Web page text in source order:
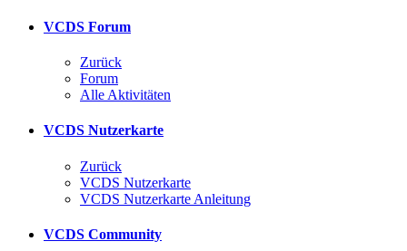
VCDS Forum
Zurück
Forum
Alle Aktivitäten
VCDS Nutzerkarte
Zurück
VCDS Nutzerkarte
VCDS Nutzerkarte Anleitung
VCDS Community